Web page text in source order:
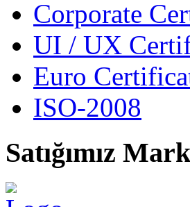
Corporate
UI / UX
Euro
ISO-2008
Satığımız